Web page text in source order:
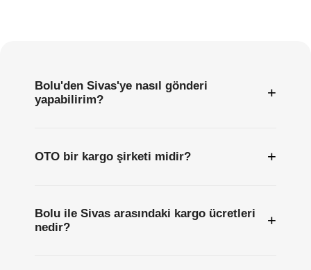
Bolu'den Sivas'ye nasıl gönderi
yapabilirim?
+
OTO bir kargo şirketi midir? +
Bolu ile Sivas arasındaki kargo ücretleri
nedir?
+